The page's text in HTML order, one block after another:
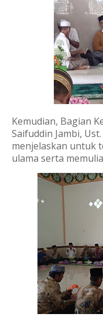
Kemudian, Bagian
Saifuddin Jambi,
menjelaskan untuk
ulama serta